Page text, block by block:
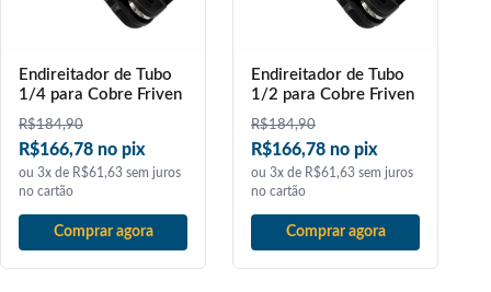
Endireitador de Tubo
1/4 para Cobre Friven
R$184,90
R$166,78 no pix
ou 3x de R$61,63 sem juros
no cartão
Comprar agora
Endireitador de Tubo
1/2 para Cobre Friven
R$184,90
R$166,78 no pix
ou 3x de R$61,63 sem juros
no cartão
Comprar agora